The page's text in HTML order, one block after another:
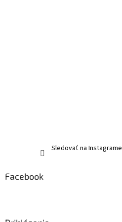
Sledovať na Instagrame
Facebook